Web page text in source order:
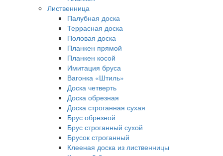
Лиственница
Палубная доска
Террасная доска
Половая доска
Планкен прямой
Планкен косой
Имитация бруса
Вагонка «Штиль»
Доска четверть
Доска обрезная
Доска строганная сухая
Брус обрезной
Брус строганный сухой
Брусок строганный
Клееная доска из лиственницы